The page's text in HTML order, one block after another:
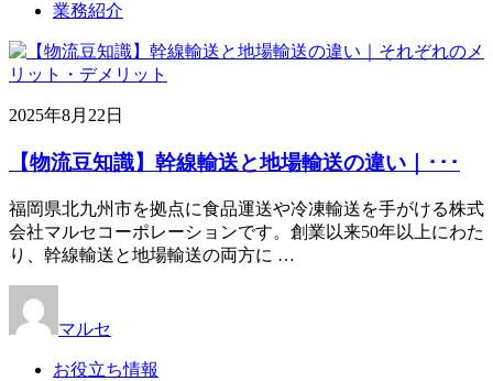
業務紹介
2025年8月22日
【物流豆知識】幹線輸送と地場輸送の違い｜･･･
福岡県北九州市を拠点に食品運送や冷凍輸送を手がける株式
会社マルセコーポレーションです。創業以来50年以上にわた
り、幹線輸送と地場輸送の両方に …
マルセ
お役立ち情報